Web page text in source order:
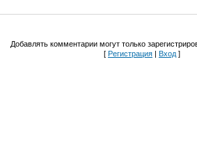
Добавлять комментарии могут только
[ Регистрация | Вход ]